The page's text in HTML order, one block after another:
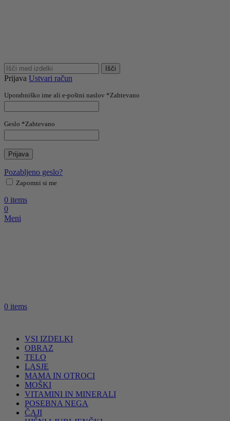
Išči
Prijava Ustvari račun
Uporabniško ime ali e-poštni naslov *Zahtevano
Geslo *Zahtevano
Prijava
Pozabljeno geslo?
Zapomni si me
0 items
0
Meni
0 items
VSI IZDELKI
OBRAZ
TELO
LASJE
MAMA IN OTROCI
MOŠKI
VITAMINI IN MINERALI
POSEBNA NEGA
ČAJI